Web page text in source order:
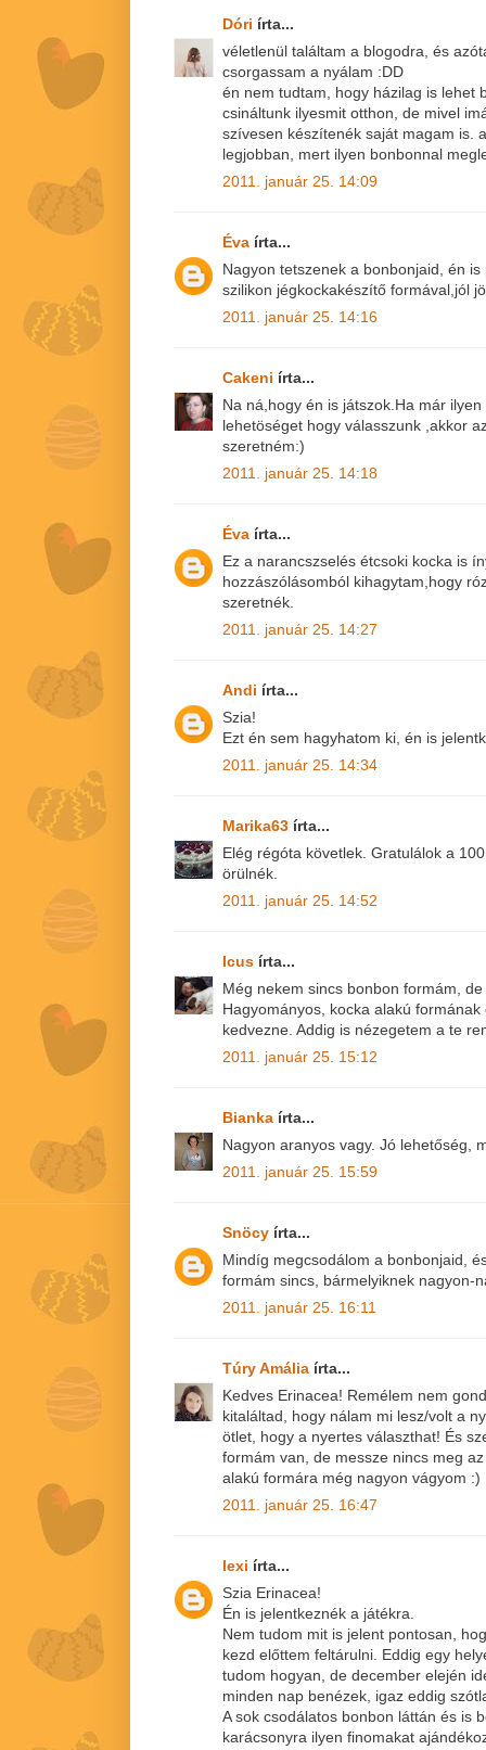
Dóri írta...
véletlenül találtam a blogodra, és
csorgassam a nyálam :DD
én nem tudtam, hogy házilag is lehet
csináltunk ilyesmit otthon, de mivel
szívesen készítenék saját magam is.
legjobban, mert ilyen bonbonnal
2011. január 25. 14:09
Éva írta...
Nagyon tetszenek a bonbonjaid, én
szilikon jégkockakészítő formával,jól
2011. január 25. 14:16
Cakeni írta...
Na ná,hogy én is játszok.Ha már
lehetöséget hogy válasszunk ,akkor
szeretném:)
2011. január 25. 14:18
Éva írta...
Ez a narancszselés étcsoki kocka is
hozzászólásomból kihagytam,hogy
szeretnék.
2011. január 25. 14:27
Andi írta...
Szia!
Ezt én sem hagyhatom ki, én is
2011. január 25. 14:34
Marika63 írta...
Elég régóta követlek. Gratulálok a
örülnék.
2011. január 25. 14:52
Icus írta...
Még nekem sincs bonbon formám,
Hagyományos, kocka alakú
kedvezne. Addig is nézegetem a te
2011. január 25. 15:12
Bianka írta...
Nagyon aranyos vagy. Jó lehetőség,
2011. január 25. 15:59
Snöcy írta...
Mindíg megcsodálom a bonbonjaid,
formám sincs, bármelyiknek nagyon-
2011. január 25. 16:11
Túry Amália írta...
Kedves Erinacea! Remélem nem
kitaláltad, hogy nálam mi lesz/volt a
ötlet, hogy a nyertes választhat! És
formám van, de messze nincs meg
alakú formára még nagyon vágyom :)
2011. január 25. 16:47
lexi írta...
Szia Erinacea!
Én is jelentkeznék a játékra.
Nem tudom mit is jelent pontosan,
kezd előttem feltárulni. Eddig egy
tudom hogyan, de december elején
minden nap benézek, igaz eddig
A sok csodálatos bonbon láttán és is
karácsonyra ilyen finomakat